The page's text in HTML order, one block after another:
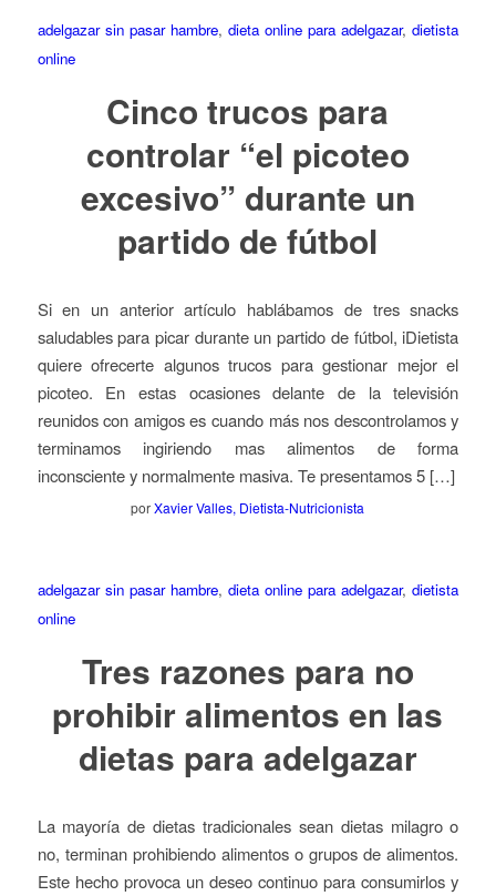
adelgazar sin pasar hambre,dieta online para adelgazar,dietista
online
Cinco trucos para
controlar “el picoteo
excesivo” durante un
partido de fútbol
Si en un anterior artículo hablábamos de tres snacks
saludables para picar durante un partido de fútbol, iDietista
quiere ofrecerte algunos trucos para gestionar mejor el
picoteo. En estas ocasiones delante de la televisión
reunidos con amigos es cuando más nos descontrolamos y
terminamos ingiriendo mas alimentos de forma
inconsciente y normalmente masiva. Te presentamos 5 […]
porXavier Valles, Dietista-Nutricionista
adelgazar sin pasar hambre,dieta online para adelgazar,dietista
online
Tres razones para no
prohibir alimentos en las
dietas para adelgazar
La mayoría de dietas tradicionales sean dietas milagro o
no, terminan prohibiendo alimentos o grupos de alimentos.
Este hecho provoca un deseo continuo para consumirlos y